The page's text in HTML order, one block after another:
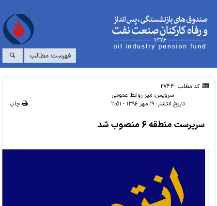
فهرست مطالب
کد مطلب: 2744
سرویس: میز روابط عمومی
تاریخ انتشار: ۱۹ مهر ۱۳۹۶ - ۱۱:۵۱ چاپ
سرپرست منطقه 6 منصوب شد